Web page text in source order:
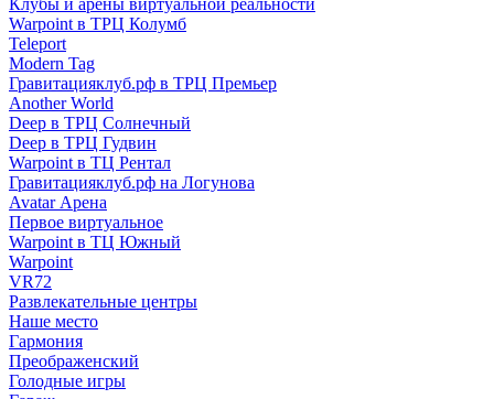
Клубы и арены виртуальной реальности
Warpoint в ТРЦ Колумб
Teleport
Modern Tag
Гравитацияклуб.рф в ТРЦ Премьер
Another World
Deep в ТРЦ Солнечный
Deep в ТРЦ Гудвин
Warpoint в ТЦ Рентал
Гравитацияклуб.рф на Логунова
Avatar Арена
Первое виртуальное
Warpoint в ТЦ Южный
Warpoint
VR72
Развлекательные центры
Наше место
Гармония
Преображенский
Голодные игры